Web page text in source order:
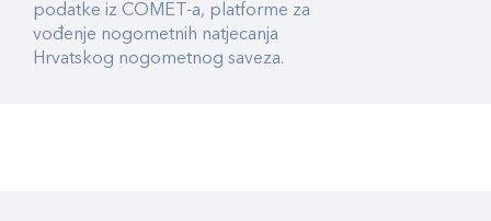
podatke iz COMET-a, platforme za
vođenje nogometnih natjecanja
Hrvatskog nogometnog saveza.